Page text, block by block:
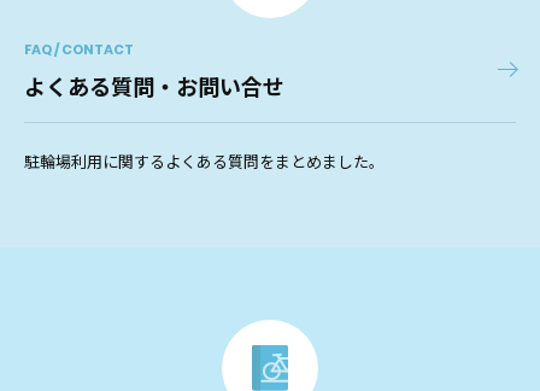
FAQ / CONTACT
よくある質問・お問い合せ
駐輪場利用に関するよくある質問をまとめました。